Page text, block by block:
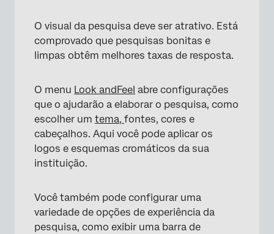
O visual da pesquisa deve ser atrativo. Está
comprovado que pesquisas bonitas e
limpas obtêm melhores taxas de resposta.
O menu Look andFeel abre configurações
que o ajudarão a elaborar o pesquisa, como
escolher um tema, fontes, cores e
cabeçalhos. Aqui você pode aplicar os
logos e esquemas cromáticos da sua
instituição.
Você também pode configurar uma
variedade de opções de experiência da
pesquisa, como exibir uma barra de